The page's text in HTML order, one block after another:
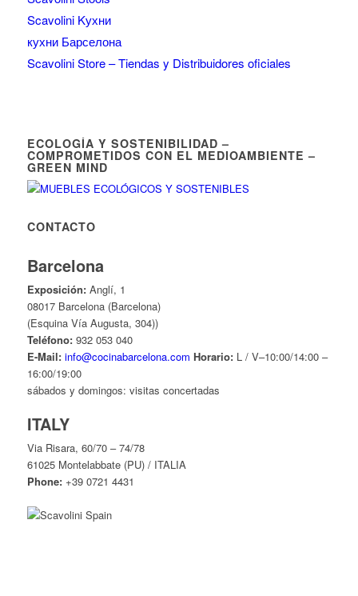
Scavolini Kухни
кухни Барселона
Scavolini Store – Tiendas y Distribuidores oficiales
ECOLOGÍA Y SOSTENIBILIDAD –
COMPROMETIDOS CON EL MEDIOAMBIENTE –
GREEN MIND
CONTACTO
Barcelona
Exposición:Anglí, 1
08017 Barcelona (Barcelona)
(Esquina Vía Augusta, 304))
Teléfono:932 053 040
E-Mail: info@cocinabarcelona.com Horario:L / V–10:00/14:00 –
16:00/19:00
sábados y domingos: visitas concertadas
ITALY
Via Risara, 60/70 – 74/78
61025 Montelabbate (PU) / ITALIA
Phone:+39 0721 4431